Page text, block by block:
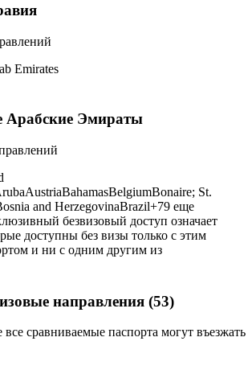
Emirates
Арабские Эмираты
AustriaBahamasBelgiumBonaire; St.
and HerzegovinaBrazil+79 еще
безвизовый доступ означает
доступны без визы только с этим
и ни с одним другим из
направления (53)
сравниваемые паспорта могут въезжать